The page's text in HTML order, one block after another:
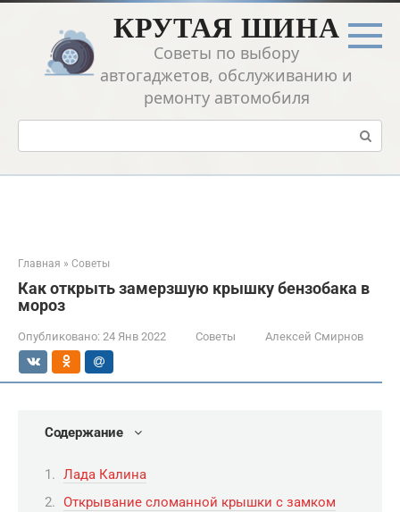
Перейти
контенту
КРУТАЯ ШИНА
Советы по выбору
автогаджетов, обслуживанию и
ремонту автомобиля
Поиск:
Главная » Советы
Как открыть замерзшую крышку бензобака в
мороз
Опубликовано: 24 Янв 2022 Советы Алексей Смирнов
Содержание
Лада Калина
Открывание сломанной крышки с замком